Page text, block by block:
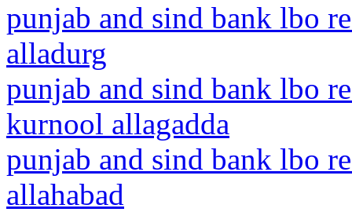
punjab and sind bank lbo
alladurg
punjab and sind bank lbo
kurnool allagadda
punjab and sind bank lbo
allahabad